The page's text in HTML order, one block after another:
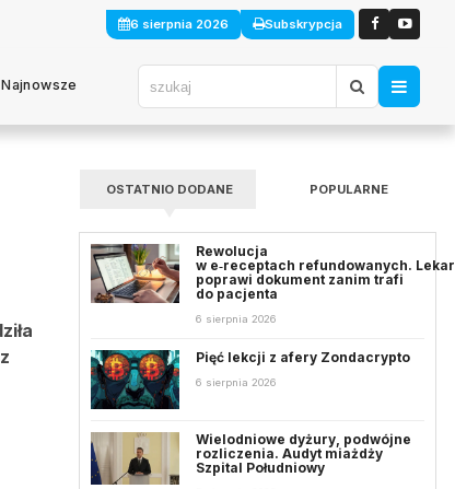
6 sierpnia 2026 Subskrypcja
Najnowsze
OSTATNIO DODANE POPULARNE
Rewolucja
w e‑receptach refundowanych.
poprawi dokument zanim trafi
do pacjenta
6 sierpnia 2026
Pięć lekcji z afery Zondacrypto
6 sierpnia 2026
Wielodniowe dyżury, podwójne
rozliczenia. Audyt miażdży
Szpital Południowy